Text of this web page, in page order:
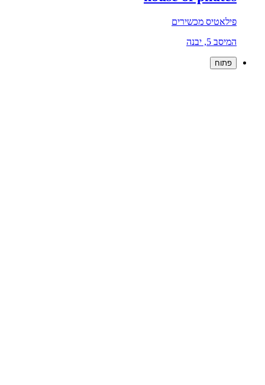
פילאטיס מכשירים
המיסב 5, יבנה
פתוח